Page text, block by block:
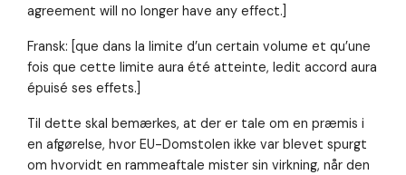
agreement will no longer have any effect.]
Fransk: [que dans la limite d’un certain volume et qu’une
fois que cette limite aura été atteinte, ledit accord aura
épuisé ses effets.]
Til dette skal bemærkes, at der er tale om en præmis i
en afgørelse, hvor EU-Domstolen ikke var blevet spurgt
om hvorvidt en rammeaftale mister sin virkning, når den